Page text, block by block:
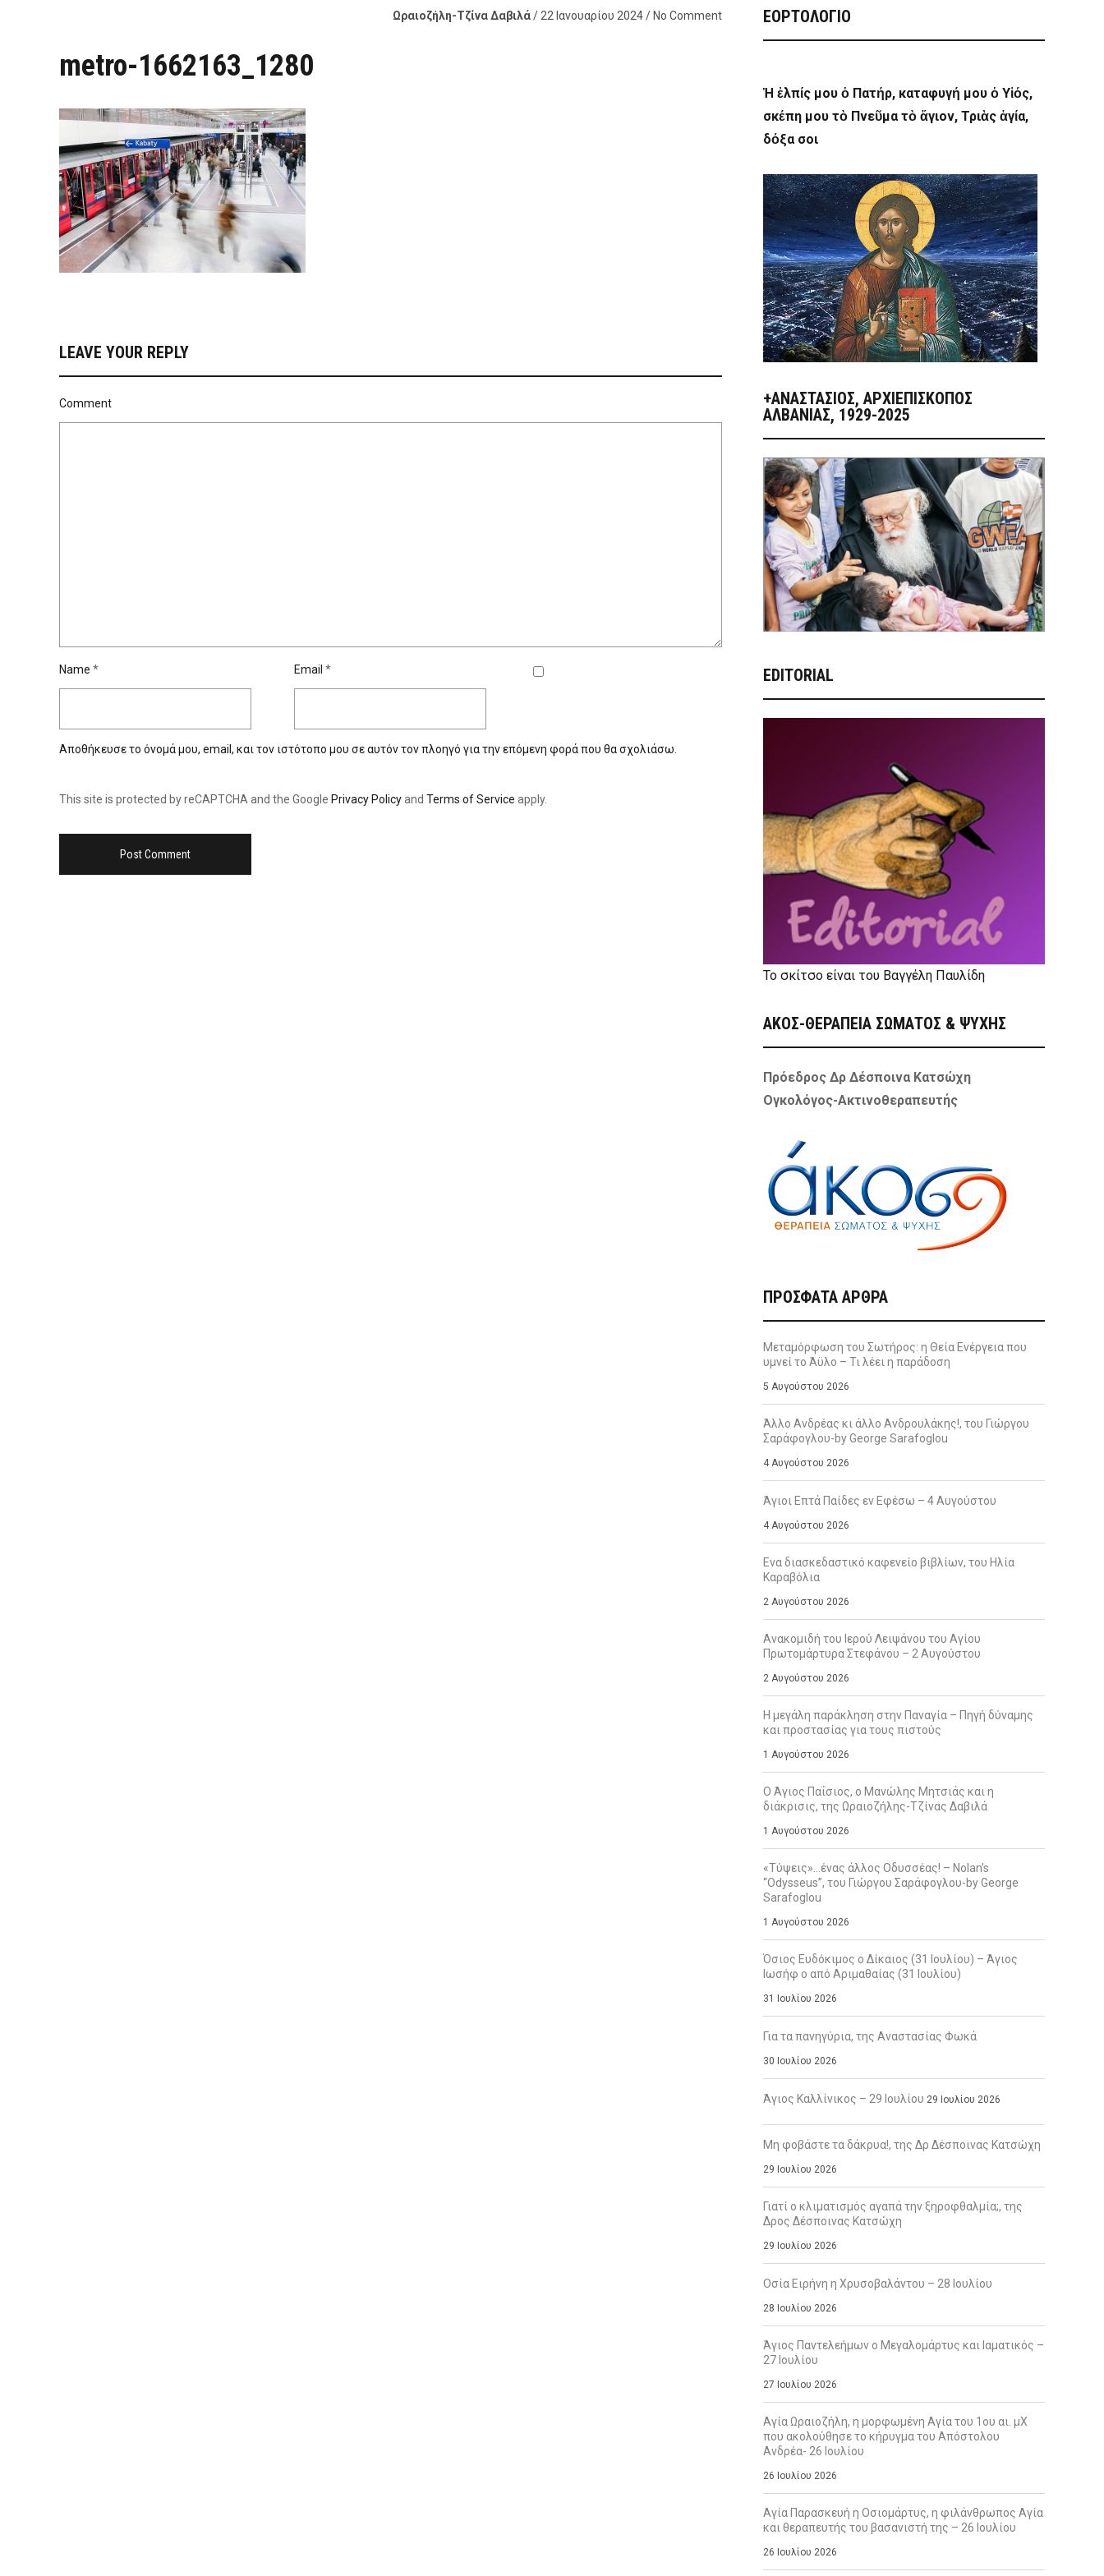
Ωραιοζήλη-Τζίνα Δαβιλά/ 22 Ιανουαρίου 2024 / No Comment
metro-1662163_1280
LEAVE YOUR REPLY
Comment
Name * Email *
Αποθήκευσε το όνομά μου, email, και τον ιστότοπο μου σε αυτόν τον πλοηγό για την επόμενη φορά που θα σχολιάσω.
This site is protected by reCAPTCHA and the Google Privacy Policyand Terms of Service apply.
ΕΟΡΤΟΛΟΓΙΟ
Ἡ ἐλπίς μου ὁ Πατήρ, καταφυγή μου ὁ Υἱός,
σκέπη μου τὸ Πνεῦμα τὸ ἅγιον, Τριὰς ἁγία,
δόξα σοι
+ΑΝΑΣΤΆΣΙΟΣ, ΑΡΧΙΕΠΊΣΚΟΠΟΣ
ΑΛΒΑΝΊΑΣ, 1929-2025
EDITORIAL
Το σκίτσο είναι του Βαγγέλη Παυλίδη
ΑΚΟΣ-ΘΕΡΑΠΕΙΑ ΣΩΜΑΤΟΣ & ΨΥΧΗΣ
Πρόεδρος Δρ Δέσποινα Κατσώχη
Ογκολόγος-Ακτινοθεραπευτής
ΠΡΌΣΦΑΤΑ ΆΡΘΡΑ
Μεταμόρφωση του Σωτήρος: η Θεία Ενέργεια που
υμνεί το Άϋλο – Τι λέει η παράδοση
5 Αυγούστου 2026
Άλλο Ανδρέας κι άλλο Ανδρουλάκης!, του Γιώργου
Σαράφογλου-by George Sarafoglou
4 Αυγούστου 2026
Άγιοι Επτά Παίδες εν Εφέσω – 4 Αυγούστου
4 Αυγούστου 2026
Ενα διασκεδαστικό καφενείο βιβλίων, του Ηλία
Καραβόλια
2 Αυγούστου 2026
Ανακομιδή του Ιερού Λειψάνου του Αγίου
Πρωτομάρτυρα Στεφάνου – 2 Αυγούστου
2 Αυγούστου 2026
Η μεγάλη παράκληση στην Παναγία – Πηγή δύναμης
και προστασίας για τους πιστούς
1 Αυγούστου 2026
Ο Άγιος Παΐσιος, ο Μανώλης Μητσιάς και η
διάκρισις, της Ωραιοζήλης-Τζίνας Δαβιλά
1 Αυγούστου 2026
«Τύψεις»…ένας άλλος Οδυσσέας! – Nolan’s
“Odysseus”, του Γιώργου Σαράφογλου-by George
Sarafoglou
1 Αυγούστου 2026
Όσιος Ευδόκιμος ο Δίκαιος (31 Ιουλίου) – Άγιος
Ιωσήφ ο από Αριμαθαίας (31 Ιουλίου)
31 Ιουλίου 2026
Για τα πανηγύρια, της Αναστασίας Φωκά
30 Ιουλίου 2026
Άγιος Καλλίνικος – 29 Ιουλίου 29 Ιουλίου 2026
Μη φοβάστε τα δάκρυα!, της Δρ Δέσποινας Κατσώχη
29 Ιουλίου 2026
Γιατί ο κλιματισμός αγαπά την ξηροφθαλμία;, της
Δρος Δέσποινας Κατσώχη
29 Ιουλίου 2026
Οσία Ειρήνη η Χρυσοβαλάντου – 28 Ιουλίου
28 Ιουλίου 2026
Άγιος Παντελεήμων ο Μεγαλομάρτυς και Ιαματικός –
27 Ιουλίου
27 Ιουλίου 2026
Αγία Ωραιοζήλη, η μορφωμένη Αγία του 1ου αι. μΧ
που ακολούθησε το κήρυγμα του Απόστολου
Ανδρέα- 26 Ιουλίου
26 Ιουλίου 2026
Αγία Παρασκευή η Οσιομάρτυς, η φιλάνθρωπος Αγία
και θεραπευτής του βασανιστή της – 26 Ιουλίου
26 Ιουλίου 2026